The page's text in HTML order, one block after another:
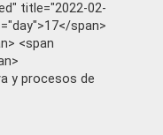
title="2022-02-
span>
<span
y procesos de